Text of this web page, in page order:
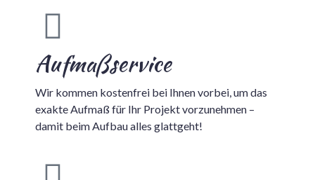
Aufmaßservice
Wir kommen kostenfrei bei Ihnen vorbei, um das
exakte Aufmaß für Ihr Projekt vorzunehmen –
damit beim Aufbau alles glattgeht!